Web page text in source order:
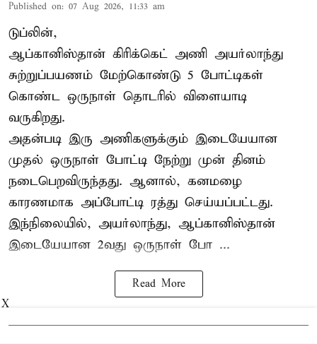
Published on: 07 Aug 2026, 11:33 am
டுப்லின்,
ஆப்கானிஸ்தான் கிரிக்கெட் அணி அயர்லாந்து
சுற்றுப்பயணம் மேற்கொண்டு 5 போட்டிகள்
கொண்ட ஒருநாள் தொடரில் விளையாடி
வருகிறது.
அதன்படி இரு அணிகளுக்கும் இடையேயான
முதல் ஒருநாள் போட்டி நேற்று முன் தினம்
நடைபெறவிருந்தது. ஆனால், கனமழை
காரணமாக அப்போட்டி ரத்து செய்யப்பட்டது.
இந்நிலையில், அயர்லாந்து, ஆப்கானிஸ்தான்
இடையேயான 2வது ஒருநாள் போ ...
Read More
X